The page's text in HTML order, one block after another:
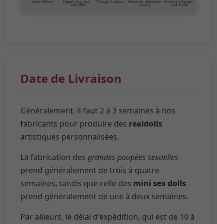
Date de Livraison
Généralement, il faut 2 à 3 semaines à nos
fabricants pour produire des realdolls
artistiques personnalisées.
La fabrication des grandes poupées sexuelles
prend généralement de trois à quatre
semaines, tandis que celle des mini sex dolls
prend généralement de une à deux semaines.
Par ailleurs, le délai d'expédition, qui est de 10 à